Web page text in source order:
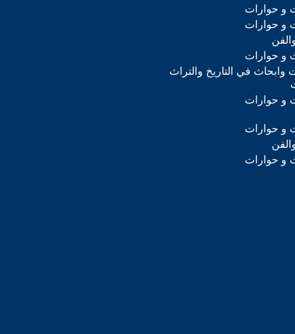
و حوارات
و حوارات
و حوارات
وابحاث في التاريخ والتراث
و حوارات
و حوارات
و حوارات